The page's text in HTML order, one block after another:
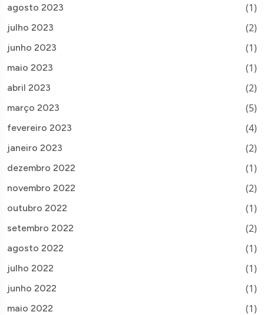
agosto 2023 (1)
julho 2023 (2)
junho 2023 (1)
maio 2023 (1)
abril 2023 (2)
março 2023 (5)
fevereiro 2023 (4)
janeiro 2023 (2)
dezembro 2022 (1)
novembro 2022 (2)
outubro 2022 (1)
setembro 2022 (2)
agosto 2022 (1)
julho 2022 (1)
junho 2022 (1)
maio 2022 (1)